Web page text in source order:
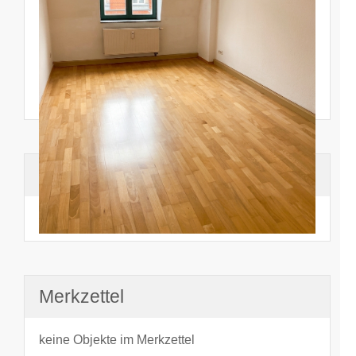
Suchhistorie
noch nichts angesehen
Merkzettel
keine Objekte im Merkzettel